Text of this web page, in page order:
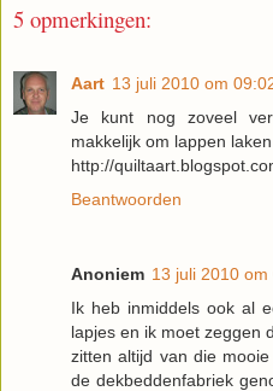
5 opmerkingen:
Aart 13 juli 2010 om
Je kunt nog zoveel
makkelijk om lappen
http://
Beantwoorden
Anoniem 13 juli 2010 om
Ik heb inmiddels ook al
lapjes en ik moet zeggen
zitten altijd van die
de dekbeddenfabriek